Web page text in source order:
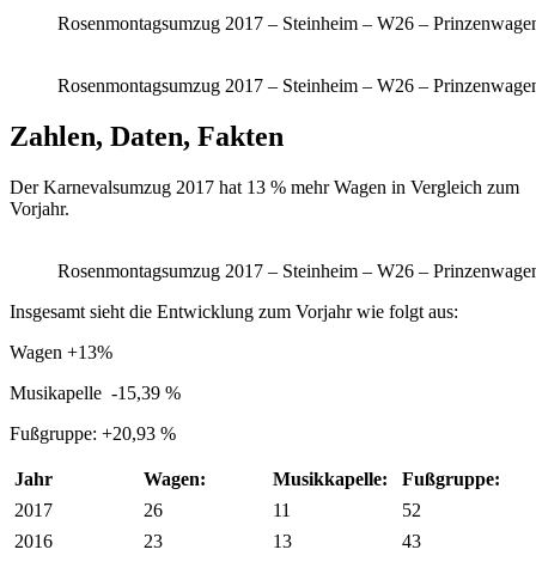
Rosenmontagsumzug 2017 – Steinheim – W26 –
Rosenmontagsumzug 2017 – Steinheim – W26 –
Zahlen, Daten, Fakten
Der Karnevalsumzug 2017 hat 13 % mehr Wagen in Vergleich zum
Vorjahr.
Rosenmontagsumzug 2017 – Steinheim – W26 –
Insgesamt sieht die Entwicklung zum Vorjahr wie folgt aus:
Wagen +13%
Musikapelle -15,39 %
Fußgruppe: +20,93 %
Jahr Wagen: Musikkapelle:
Fußgruppe:
2017
26 11
52
2016
23 13 43